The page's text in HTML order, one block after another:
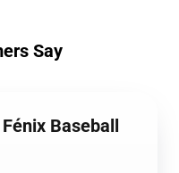
Say
Baseball